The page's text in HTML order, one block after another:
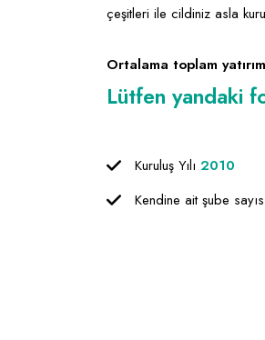
çeşitleri ile cildiniz asla
Ortalama toplam
Lütfen yandaki
Kuruluş Yılı 2010
Kendine ait şube